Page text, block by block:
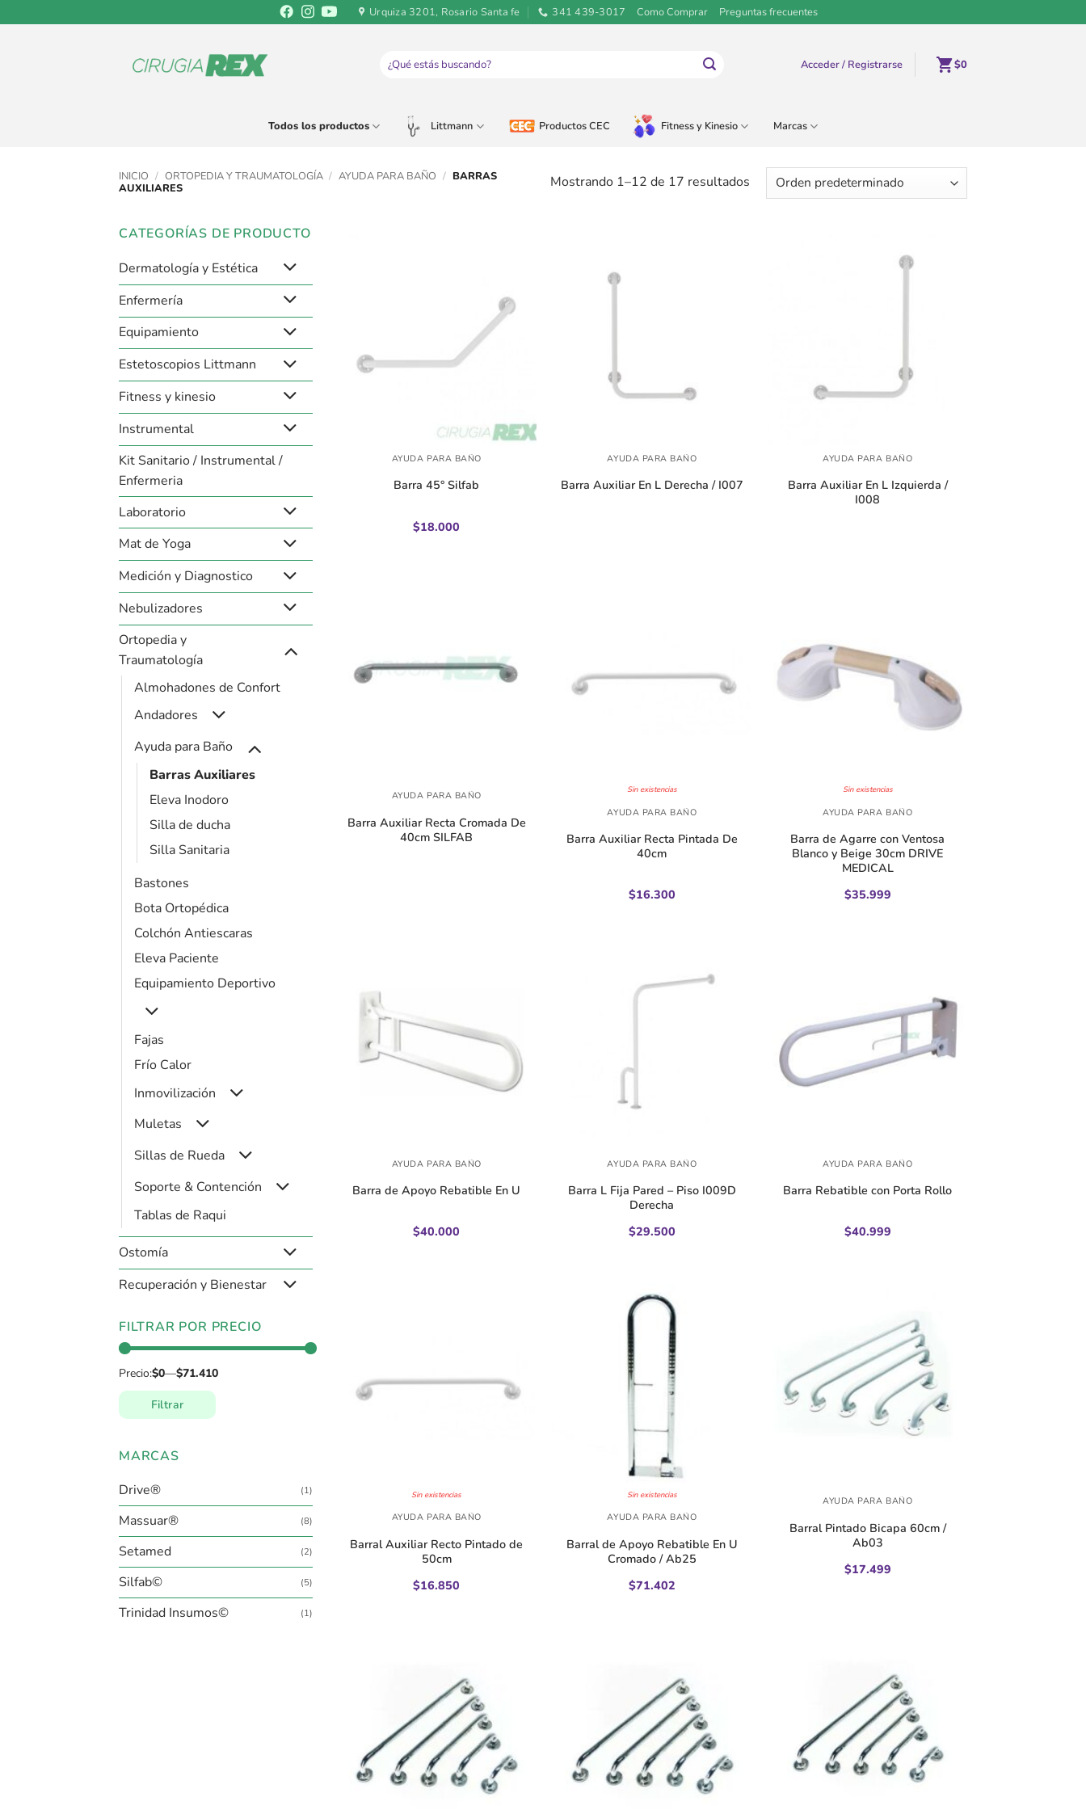
al
Urquiza 3201, Rosario Santa fe 341 439-3017 Como Comprar Preguntas frecuentes
Buscar
por:
Acceder / Registrarse $0
Todos los productos Littmann Productos CEC Fitness y Kinesio Marcas
INICIO / ORTOPEDIA Y TRAUMATOLOGÍA / AYUDA PARA BAÑO / BARRAS
AUXILIARES
Mostrando 1–12 de 17 resultados
CATEGORÍAS DE PRODUCTO
Dermatología y Estética
Enfermería
Equipamiento
Estetoscopios Littmann
Fitness y kinesio
Instrumental
Kit Sanitario / Instrumental /
Enfermeria
Laboratorio
Mat de Yoga
Medición y Diagnostico
Nebulizadores
Ortopedia y
Traumatología
Almohadones de Confort
Andadores
Ayuda para Baño
Barras Auxiliares
Eleva Inodoro
Silla de ducha
Silla Sanitaria
Bastones
Bota Ortopédica
Colchón Antiescaras
Eleva Paciente
Equipamiento Deportivo
Fajas
Frío Calor
Inmovilización
Muletas
Sillas de Rueda
Soporte & Contención
Tablas de Raqui
Ostomía
Recuperación y Bienestar
FILTRAR POR PRECIO
Filtrar
Precio:$0—$71.410
MARCAS
Drive®
(1)
Massuar® (8)
Setamed (2)
Silfab© (5)
Trinidad Insumos© (1)
AYUDA PARA BAÑO
Barra 45° Silfab
$18.000
AYUDA PARA BAÑO
Barra Auxiliar En L Derecha / I007
AYUDA PARA BAÑO
Barra Auxiliar En L Izquierda /
I008
AYUDA PARA BAÑO
Barra Auxiliar Recta Cromada De
40cm SILFAB
Sin existencias
AYUDA PARA BAÑO
Barra Auxiliar Recta Pintada De
40cm
$16.300
Sin existencias
AYUDA PARA BAÑO
Barra de Agarre con Ventosa
Blanco y Beige 30cm DRIVE
MEDICAL
$35.999
AYUDA PARA BAÑO
Barra de Apoyo Rebatible En U
$40.000
AYUDA PARA BAÑO
Barra L Fija Pared – Piso I009D
Derecha
$29.500
AYUDA PARA BAÑO
Barra Rebatible con Porta Rollo
$40.999
Sin existencias
AYUDA PARA BAÑO
Barral Auxiliar Recto Pintado de
50cm
$16.850
Sin existencias
AYUDA PARA BAÑO
Barral de Apoyo Rebatible En U
Cromado / Ab25
$71.402
AYUDA PARA BAÑO
Barral Pintado Bicapa 60cm /
Ab03
$17.499